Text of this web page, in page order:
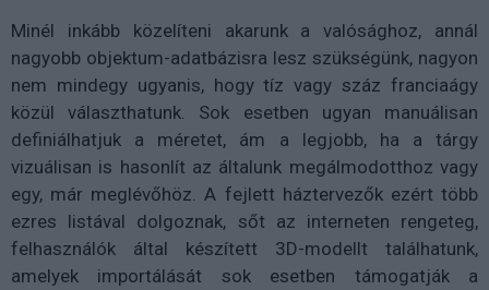
Minél inkább közelíteni akarunk a valósághoz, annál
nagyobb objektum-adatbázisra lesz szükségünk, nagyon
nem mindegy ugyanis, hogy tíz vagy száz franciaágy
közül választhatunk. Sok esetben ugyan manuálisan
definiálhatjuk a méretet, ám a legjobb, ha a tárgy
vizuálisan is hasonlít az általunk megálmodotthoz vagy
egy, már meglévőhöz. A fejlett háztervezők ezért több
ezres listával dolgoznak, sőt az interneten rengeteg,
felhasználók által készített 3D-modellt találhatunk,
amelyek importálását sok esetben támogatják a